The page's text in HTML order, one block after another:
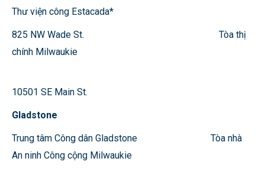
Thư viện công Estacada*
825 NW Wade St. Tòa thị
chính Milwaukie
10501 SE Main St.
Gladstone
Trung tâm Công dân Gladstone Tòa nhà
An ninh Công cộng Milwaukie